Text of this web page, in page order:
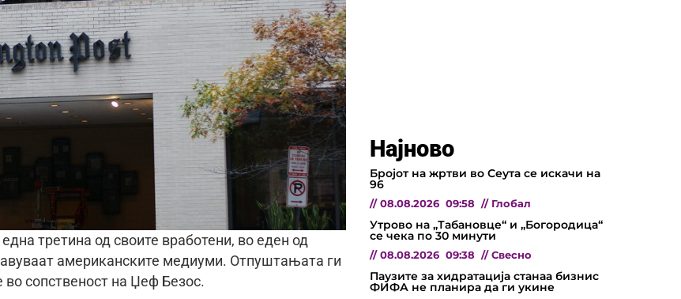
третина од своите вработени, во еден од
американските медиуми. Отпуштањата ги
во сопственост на Џеф Безос.
Најново
Бројот на жртви во Сеута се искачи на
96
// 08.08.2026 09:58 // Глобал
Утрово на „Табановце“ и „Богородица“
се чека по 30 минути
// 08.08.2026 09:38 // Свесно
Паузите за хидратација станаа бизнис
ФИФА не планира да ги укине